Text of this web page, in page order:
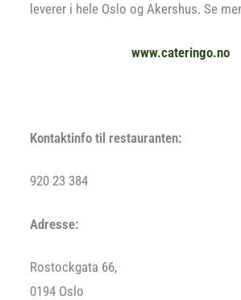
leverer i hele Oslo og Akershus. Se
www.cateringo.no
Kontaktinfo til restauranten:
920 23 384
Adresse:
Rostockgata 66,
0194 Oslo